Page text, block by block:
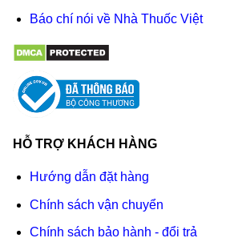
Báo chí nói về Nhà Thuốc Việt
HỖ TRỢ KHÁCH HÀNG
Hướng dẫn đặt hàng
Chính sách vận chuyển
Chính sách bảo hành - đổi trả